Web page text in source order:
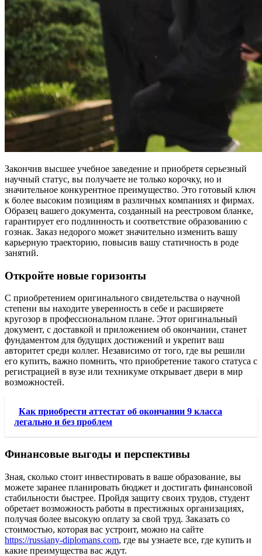
Закончив высшее учебное заведение и приобретя серьезный
научный статус, вы получаете не только корочку, но и
значительное конкурентное преимущество. Это готовый ключ
к более высоким позициям в различных компаниях и фирмах.
Образец вашего документа, созданный на реестровом бланке,
гарантирует его подлинность и соответствие образованию с
гознак. Заказ недорого может значительно изменить вашу
карьерную траекторию, повысив вашу статичность в роде
занятий.
Откройте новые горизонты
С приобретением оригинального свидетельства о научной
степени вы находите уверенность в себе и расширяете
кругозор в профессиональном плане. Этот оригинальный
документ, с доставкой и приложением об окончании, станет
фундаментом для будущих достижений и укрепит ваш
авторитет среди коллег. Независимо от того, где вы решили
его купить, важно помнить, что приобретение такого статуса с
регистрацией в вузе или техникуме открывает двери в мир
возможностей.
Как приобрести аттестат об окончании 9 класса
легально и без проблем
Финансовые выгоды и перспективы
Зная, сколько стоит инвестировать в ваше образование, вы
можете заранее планировать бюджет и достигать финансовой
стабильности быстрее. Пройдя защиту своих трудов, студент
обретает возможность работы в престижных организациях,
получая более высокую оплату за свой труд. Заказать со
стоимостью, которая вас устроит, можно на сайте
https://russiany-diplomans.com, где вы узнаете все, где купить и
какие преимущества вас ждут.